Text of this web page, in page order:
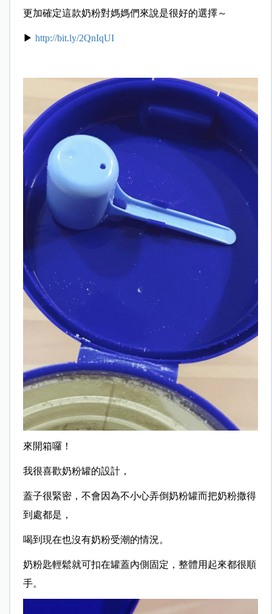
更加確定這款奶粉對媽媽們來說是很好的選擇～
▶ http://bit.ly/2QnIqUI
來開箱囉！
我很喜歡奶粉罐的設計，
蓋子很緊密，不會因為不小心弄倒奶粉罐而把奶粉撒得
到處都是，
喝到現在也沒有奶粉受潮的情況。
奶粉匙輕鬆就可扣在罐蓋內側固定，整體用起來都很順
手。